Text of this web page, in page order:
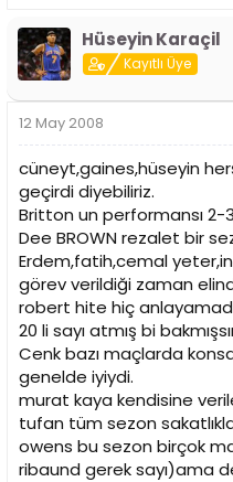
Hüseyin Karaçil
Kayıtlı Üye
12 May 2008
cüneyt,gaines,hüseyin
geçirdi diyebiliriz.
Britton un performansı 2-
Dee BROWN rezalet bir
Erdem,fatih,cemal
görev verildiği zaman
robert hite hiç
20 li sayı atmış bi
Cenk bazı maçlarda
genelde iyiydi.
murat kaya kendisine
tufan tüm sezon
owens bu sezon birçok
ribaund gerek sayı)ama